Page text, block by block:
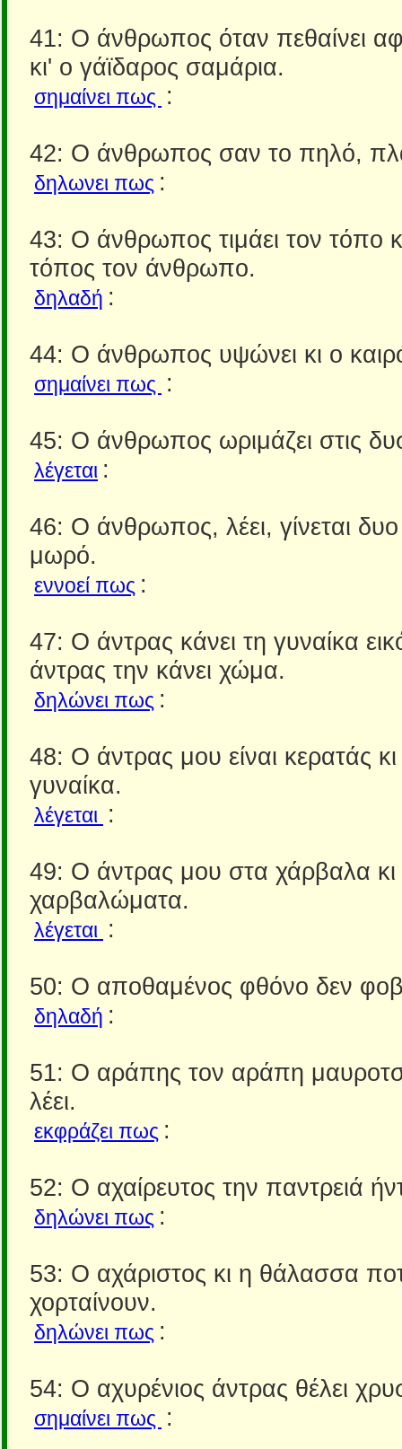
41: Ο άνθρωπος όταν πεθαίνει
κι' ο γάϊδαρος σαμάρια.
σημαίνει πως :
42: Ο άνθρωπος σαν το πηλό,
δηλωνει πως :
43: Ο άνθρωπος τιμάει τον τόπο
τόπος τον άνθρωπο.
δηλαδή :
44: Ο άνθρωπος υψώνει κι ο
σημαίνει πως :
45: Ο άνθρωπος ωριμάζει στις
λέγεται :
46: Ο άνθρωπος, λέει, γίνεται
μωρό.
εννοεί πως :
47: Ο άντρας κάνει τη γυναίκα
άντρας την κάνει χώμα.
δηλώνει πως :
48: Ο άντρας μου είναι κερατάς
γυναίκα.
λέγεται :
49: Ο άντρας μου στα χάρβαλα
χαρβαλώματα.
λέγεται :
50: Ο αποθαμένος φθόνο δεν
δηλαδή :
51: Ο αράπης τον αράπη
λέει.
εκφράζει πως :
52: Ο αχαίρευτος την παντρειά
δηλώνει πως :
53: Ο αχάριστος κι η θάλασσα
χορταίνουν.
δηλώνει πως :
54: Ο αχυρένιος άντρας θέλει
σημαίνει πως :